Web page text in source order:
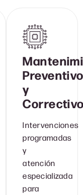
y
Intervenciones
programadas
y
atención
especializada
para